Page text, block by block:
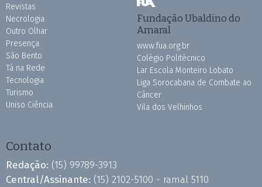
Revistas
Necrologia
Outro Olhar
Presença
São Bento
Tá na Rede
Tecnologia
Turismo
Uniso Ciência
Fundação Ubaldino do
Amaral
www.fua.org.br
Colégio Politécnico
Lar Escola Monteiro Lobato
Liga Sorocabana de Combate ao
Câncer
Vila dos Velhinhos
Contato
Redação: (15) 99789-3913
Central/Assinante: (15) 2102-5100 - ramal 5110